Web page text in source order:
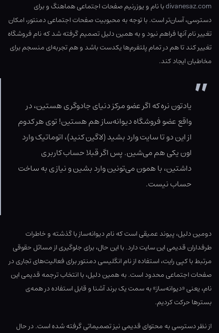
divanesaz.comبا نام و یوزرنیم صفحات اجتماعی هماهنگ و برای
دسترسی، آسان‌تر است. با توجه به محبوبیت صفحات اجتماعی دمنتور، امکان
تغییر نام آنها فراهم نبود و به همین دلیل تصمیم گرفته شد که نام فروشگاه
تغییر کند تا هم در تمام پلتفرم‌ها یکدست باشد و هم تجربه‌ای منسجم برای
مخاطبان ایجاد کند.
یادتون نره که اگر عضو مرکز دنیای جادوگری هستین، در
واقع عضو فروشگاه دیوانه‌ساز هم هستین! توی هر کدوم
از این دو تا سایت وارد بشید (لاگین کنید)، اتوماتیک وارد
اون یکی هم می‌شین. پس اگر قبلا حساب کاربری
داشتین، با همون می‌تونین وارد بشین و نیازی به ساخت
حساب نیست.
دومین دلیل، پیوند عمیقی است که نام دیوانه‌ساز با گذشته و خاطرات
طرفداران قدیمی این سایت دارد. با این حال، برای جلوگیری از مسائل حقوقی
مرتبط با کپی رایت، استفاده از نام انگلیسی دمنتور برای فعالیت‌های تجاری در
صفحات اجتماعی محدود است. به همین دلیل، با انتخاب ترجمه قدیمی این
نام، یعنی «دیوانه‌ساز» به سمت یک برند آشنا و قابل استفاده در همه‌ی
بسترها حرکت کردیم.
از نظر دسترسی به محتوای قدیمی نیز تصمیماتی گرفته شده است. در حال